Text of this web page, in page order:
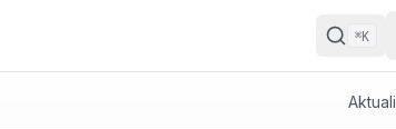
⌘K